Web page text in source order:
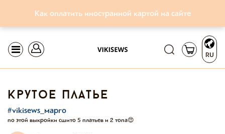
Как оплатить иностранной картой на сайте
RU
крутое платье
#vikisews_марго
по этой выкройки сшито 5 платьев и 2 топа😍